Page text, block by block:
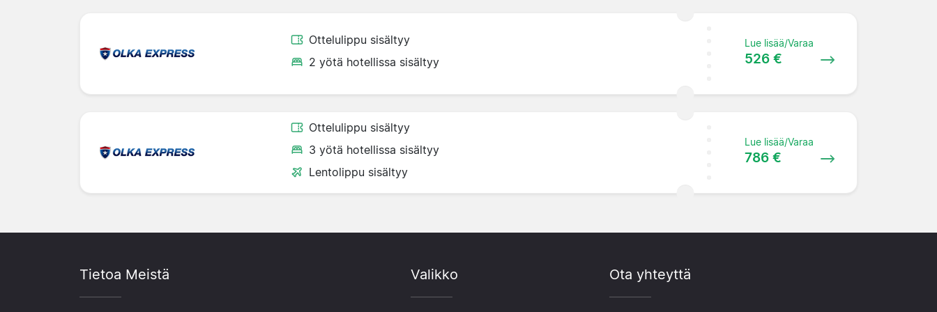
Ottelulippu sisältyy
2 yötä hotellissa sisältyy
Lue lisää/Varaa
526 €
Ottelulippu sisältyy
3 yötä hotellissa sisältyy
Lentolippu sisältyy
Lue lisää/Varaa
786 €
Tietoa Meistä Valikko Ota yhteyttä